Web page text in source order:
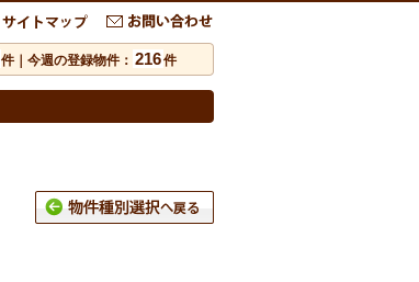
件｜今週の登録物件： 216件